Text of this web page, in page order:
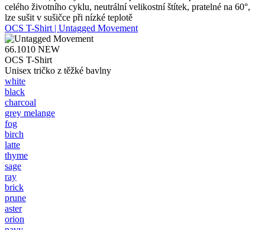
celého životního cyklu, neutrální velikostní štítek, pratelné na 60°,
lze sušit v sušičce při nízké teplotě
OCS T-Shirt | Untagged Movement
66.1010 NEW
OCS T-Shirt
Unisex tričko z těžké bavlny
white
black
charcoal
grey melange
fog
birch
latte
thyme
sage
ray
brick
prune
aster
orion